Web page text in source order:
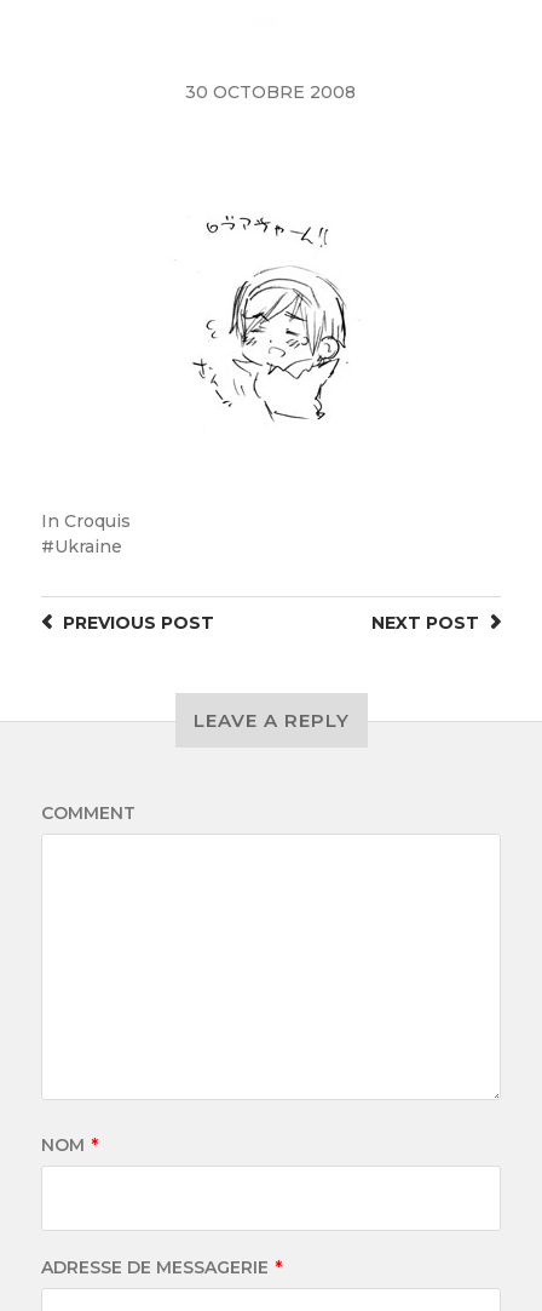
30 OCTOBRE 2008
In Croquis
Ukraine
NEXT POST
PREVIOUS POST
LEAVE A REPLY
COMMENT
NOM *
ADRESSE DE MESSAGERIE *